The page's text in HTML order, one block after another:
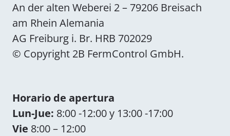
An der alten Weberei 2 – 79206 Breisach
am Rhein Alemania
AG Freiburg i. Br. HRB 702029
© Copyright 2B FermControl GmbH.
Horario de apertura
Lun-Jue: 8:00 -12:00 y 13:00 -17:00
Vie 8:00 – 12:00